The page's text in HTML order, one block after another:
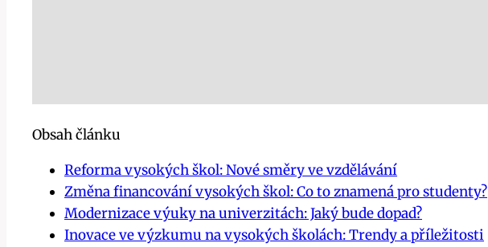
Obsah článku
Reforma vysokých škol: Nové směry ve vzdělávání
Změna financování vysokých škol: Co to znamená pro studenty?
Modernizace výuky na univerzitách: Jaký bude dopad?
Inovace ve výzkumu na vysokých školách: Trendy a příležitosti